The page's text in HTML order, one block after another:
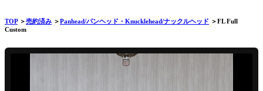
TOP＞売約済み ＞Panhead/パンヘッド・Knucklehead/ナックルヘッド ＞FL Full
Custom